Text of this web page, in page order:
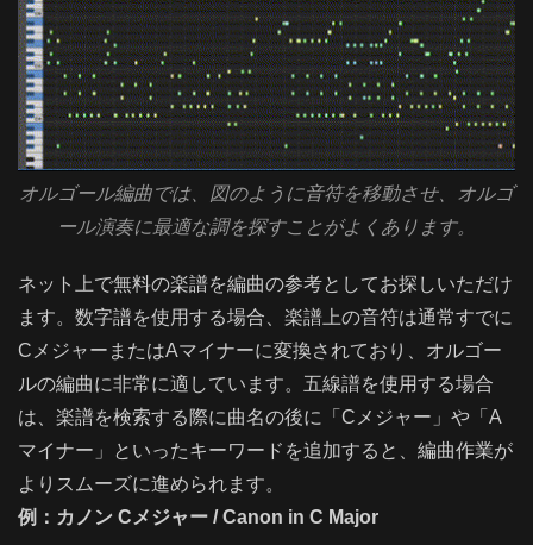
オルゴール編曲では、図のように音符を移動させ、オルゴ
ール演奏に最適な調を探すことがよくあります。
ネット上で無料の楽譜を編曲の参考としてお探しいただけ
ます。数字譜を使用する場合、楽譜上の音符は通常すでに
CメジャーまたはAマイナーに変換されており、オルゴー
ルの編曲に非常に適しています。五線譜を使用する場合
は、楽譜を検索する際に曲名の後に「Cメジャー」や「A
マイナー」といったキーワードを追加すると、編曲作業が
よりスムーズに進められます。
例：カノン Cメジャー / Canon in C Major